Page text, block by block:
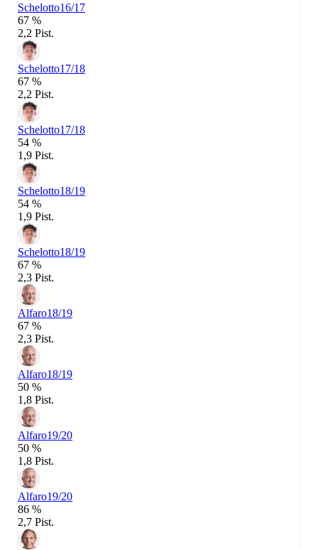
Schelotto16/17
67 %
2,2 Pist.
Schelotto17/18
67 %
2,2 Pist.
Schelotto17/18
54 %
1,9 Pist.
Schelotto18/19
54 %
1,9 Pist.
Schelotto18/19
67 %
2,3 Pist.
Alfaro18/19
67 %
2,3 Pist.
Alfaro18/19
50 %
1,8 Pist.
Alfaro19/20
50 %
1,8 Pist.
Alfaro19/20
86 %
2,7 Pist.